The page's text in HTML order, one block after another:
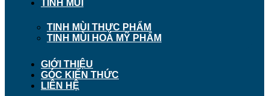
TINH MÙI
TINH MÙI THỰC PHẨM
TINH MÙI HOÁ MỸ PHẨM
GIỚI THIỆU
GÓC KIẾN THỨC
LIÊN HỆ